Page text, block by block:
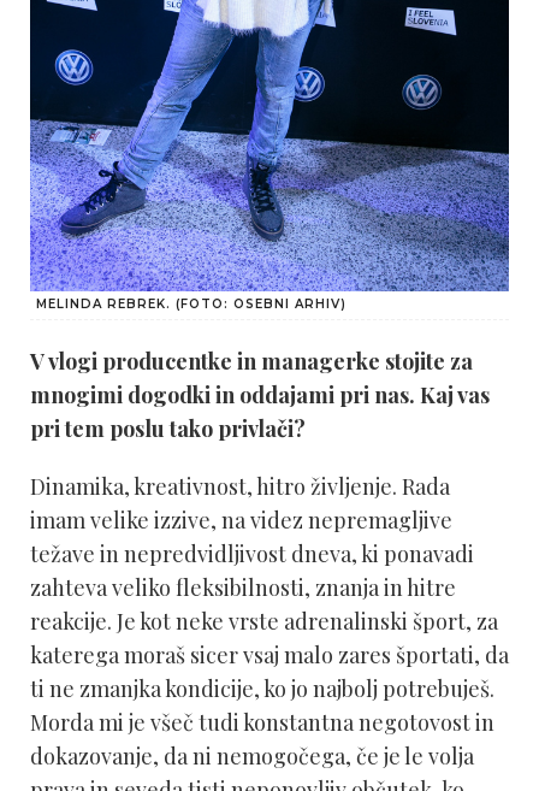
MELINDA REBREK. (FOTO: OSEBNI ARHIV)
V vlogi producentke in managerke stojite za
mnogimi dogodki in oddajami pri nas. Kaj vas
pri tem poslu tako privlači?
Dinamika, kreativnost, hitro življenje. Rada
imam velike izzive, na videz nepremagljive
težave in nepredvidljivost dneva, ki ponavadi
zahteva veliko fleksibilnosti, znanja in hitre
reakcije. Je kot neke vrste adrenalinski šport, za
katerega moraš sicer vsaj malo zares športati, da
ti ne zmanjka kondicije, ko jo najbolj potrebuješ.
Morda mi je všeč tudi konstantna negotovost in
dokazovanje, da ni nemogočega, če je le volja